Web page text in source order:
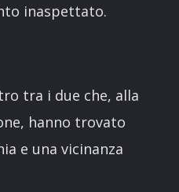
inaspettato.
tra i due che, alla
hanno trovato
e una vicinanza